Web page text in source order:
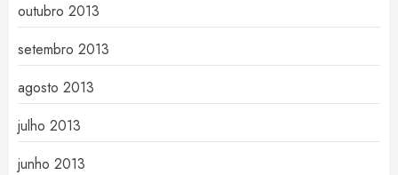
outubro 2013
setembro 2013
agosto 2013
julho 2013
junho 2013